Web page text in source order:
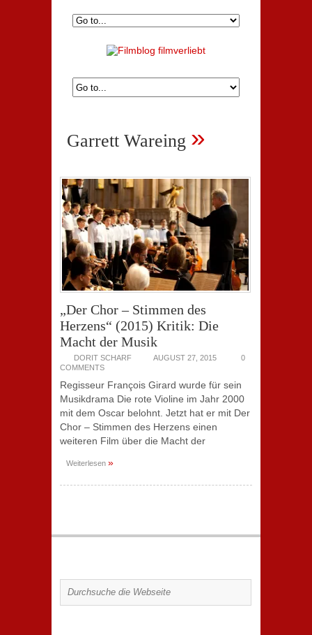
Garrett Wareing »
„Der Chor – Stimmen des
Herzens“ (2015) Kritik: Die
Macht der Musik
DORIT SCHARF AUGUST 27, 2015
0
COMMENTS
Regisseur François Girard wurde für sein
Musikdrama Die rote Violine im Jahr 2000
mit dem Oscar belohnt. Jetzt hat er mit Der
Chor – Stimmen des Herzens einen
weiteren Film über die Macht der
Weiterlesen »